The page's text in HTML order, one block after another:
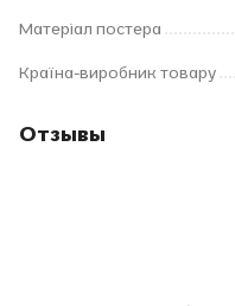
Матеріал постера
Країна-виробник товару
Отзывы